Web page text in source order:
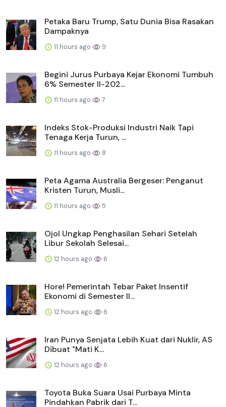
Petaka Baru Trump, Satu Dunia Bisa Rasakan
Dampaknya
11 hours ago 9
Begini Jurus Purbaya Kejar Ekonomi Tumbuh
6% Semester II-202...
11 hours ago 7
Indeks Stok-Produksi Industri Naik Tapi
Tenaga Kerja Turun, ...
11 hours ago 8
Peta Agama Australia Bergeser: Penganut
Kristen Turun, Musli...
11 hours ago 5
Ojol Ungkap Penghasilan Sehari Setelah
Libur Sekolah Selesai...
12 hours ago 6
Hore! Pemerintah Tebar Paket Insentif
Ekonomi di Semester II...
12 hours ago 6
Iran Punya Senjata Lebih Kuat dari Nuklir, AS
Dibuat "Mati K...
12 hours ago 6
Toyota Buka Suara Usai Purbaya Minta
Pindahkan Pabrik dari T...